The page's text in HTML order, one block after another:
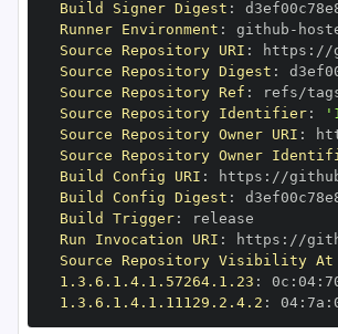
Build Signer Digest :
Runner Environment : github -
Source Repository URI : https :
Source Repository Digest :
Source Repository Ref :
Source Repository Identifier:
Source Repository Owner URI :
Source Repository Owner
Build Config URI : https :
Build Config Digest :
Build Trigger:
Run Invocation URI : https :
Source Repository Visibility At
1.3.6.1.4.1.57264.1.23 : 0c : 04:
1.3.6.1.4.1.11129.2.4.2 : 04: 7a :